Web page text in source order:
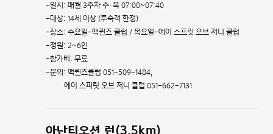
-일시: 매월 3주차 수·목 07:00~07:40
-대상: 14세 이상 (투숙객 한정)
-장소: 수요일-맥퀸즈 클럽 / 목요일-에이 스프릿 오브 저니 클럽
-정원: 2~6인
-참가비: 무료
-문의: 맥퀸즈클럽 051-509-1484,
에이 스피릿 오브 저니 클럽 051-662-7131
아난티오션 런(3.5km)